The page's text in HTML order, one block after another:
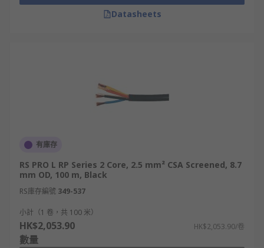
Datasheets
有庫存
RS PRO L RP Series 2 Core, 2.5 mm² CSA Screened, 8.7
mm OD, 100 m, Black
RS庫存編號 349-537
小計（1 卷，共 100 米）
HK$2,053.90 HK$2,053.90/卷
數量